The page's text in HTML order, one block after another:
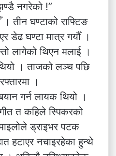
नगरेको !”
। तीन घण्टाको राफ्टिङ
डेढ घण्टा मात्र गर्यौँ ।
लागेको थिएन मलाई ।
। ताजको लञ्च पछि
।
गर्न लायक थियो ।
त कहिले स्पिकरको
ड्राइभर पटक
हटाएर नचाइरहेका हुन्थे